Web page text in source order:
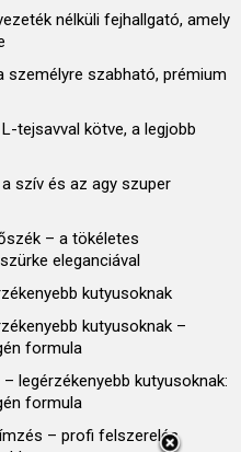
nélküli fejhallgató, amely
személyre szabható, prémium
tejsavval kötve, a legjobb
szív és az agy szuper
– a tökéletes
eleganciával
kutyusoknak
kutyusoknak –
formula
legérzékenyebb kutyusoknak:
formula
– profi felszerelés